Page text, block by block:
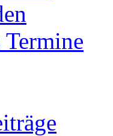
Termine